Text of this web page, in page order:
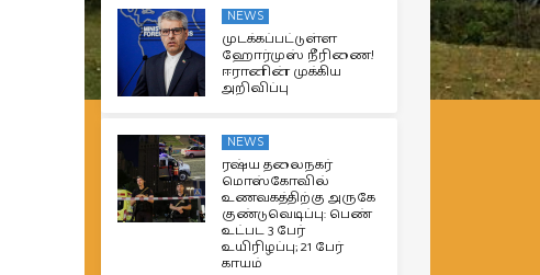
NEWS
முடக்கப்பட்டுள்ள
ஹோர்முஸ் நீரிணை!
ஈரானின் முக்கிய
அறிவிப்பு
NEWS
ரஷ்ய தலைநகர்
மொஸ்கோவில்
உணவகத்திற்கு அருகே
குண்டுவெடிப்பு: பெண்
உட்பட 3 பேர்
உயிரிழப்பு; 21 பேர்
காயம்